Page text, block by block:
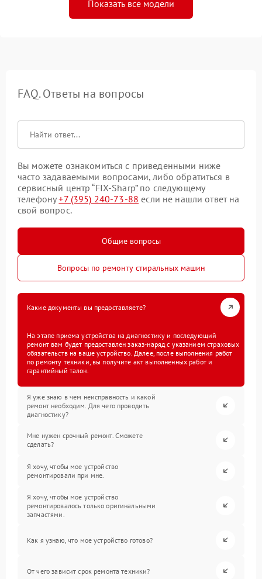
Показать все модели
FAQ. Ответы на вопросы
Вы можете ознакомиться с приведенными ниже
часто задаваемыми вопросами, либо обратиться в
сервисный центр “FIX-Sharp” по следующему
телефону+7 (395) 240-73-88 если не нашли ответ на
свой вопрос.
Общие вопросы
Вопросы по ремонту стиральных машин
Какие документы вы предоставляете?
На этапе приема устройства на диагностику и последующий
ремонт вам будет предоставлен заказ-наряд с указанием страховых
обязательств на ваше устройство. Далее, после выполнения работ
по ремонту техники, вы получите акт выполненных работ и
гарантийный талон.
Я уже знаю в чем неисправность и какой
ремонт необходим. Для чего проводить
диагностику?
Мне нужен срочный ремонт. Сможете
сделать?
Я хочу, чтобы мое устройство
ремонтировали при мне.
Я хочу, чтобы мое устройство
ремонтировалось только оригинальными
запчастями.
Как я узнаю, что мое устройство готово?
От чего зависит срок ремонта техники?